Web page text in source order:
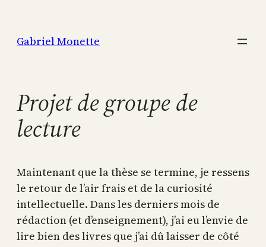
contenu
Gabriel Monette
Projet de groupe de
lecture
Maintenant que la thèse se termine, je ressens
le retour de l’air frais et de la curiosité
intellectuelle. Dans les derniers mois de
rédaction (et d’enseignement), j’ai eu l’envie de
lire bien des livres que j’ai dû laisser de côté